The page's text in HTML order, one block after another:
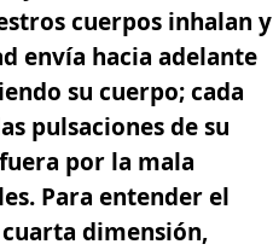
cuerpos inhalan y
envía hacia adelante
su cuerpo; cada
pulsaciones de su
por la mala
Para entender el
dimensión,